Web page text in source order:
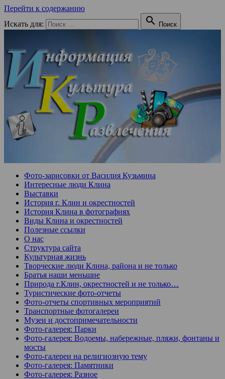
Перейти к содержанию
Искать для:
 Поиск
Фото-зарисовки от Василия Кузьмина
Интересные люди Клина
Выставки
История г. Клин и окрестностей
История Клина в фотографиях
Виды Клина и окрестностей
Полезные ссылки
О нас
Структура сайта
Культурная жизнь
Творческие люди Клина, района и не только
Братья наши меньшие
Природа г.Клин, окрестностей и не только…
Туристические фото-отчеты
Фото-отчеты спортивных мероприятий
Транспортные фотогалереи
Музеи и достопримечательности
Фото-галерея: Парки
Фото-галерея: Водоемы, набережные, пляжи, фонтаны и
мосты
Фото-галереи на религиозную тему
Фото-галерея: Памятники
Фото-галерея: Разное